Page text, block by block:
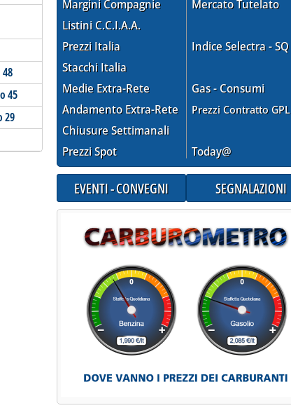
45
29
Margini Compagnie
Listini C.C.I.A.A.
Prezzi Italia
Stacchi Italia
Medie Extra-Rete
Andamento Extra-Rete
Chiusure Settimanali
Prezzi Spot
Mercato Tutelato
Indice Selectra - SQ
Gas - Consumi
Prezzi Contratto GPL
Today@
EVENTI - CONVEGNI SEGNALAZIONI